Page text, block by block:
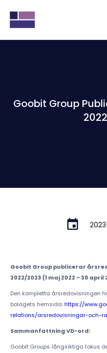
Goobit Group
Goobit Group publicerar
2022/2023 (1 maj 2022 – 30 april
Den kompletta årsredovisningen
bolagets hemsida:https://
relations/arsredovisningar-och-
Sammanfattning VD-ord:
Goobit Groups långsiktiga fokus